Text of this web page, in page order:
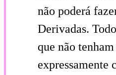
não poderá
Derivadas.
que não
expressamente